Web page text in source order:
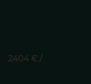
2404 € /